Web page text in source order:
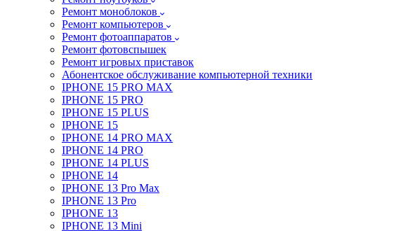
Ремонт моноблоков
Ремонт компьютеров
Ремонт фотоаппаратов
Ремонт фотовспышек
Ремонт игровых приставок
Абонентское обслуживание компьютерной техники
IPHONE 15 PRO MAX
IPHONE 15 PRO
IPHONE 15 PLUS
IPHONE 15
IPHONE 14 PRO MAX
IPHONE 14 PRO
IPHONE 14 PLUS
IPHONE 14
IPHONE 13 Pro Max
IPHONE 13 Pro
IPHONE 13
IPHONE 13 Mini